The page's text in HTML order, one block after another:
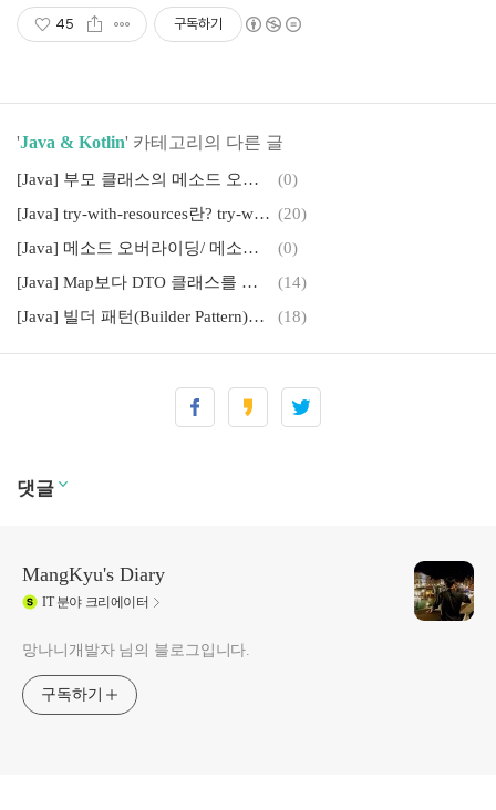
45 구독하기
'Java & Kotlin' 카테고리의 다른 글
[Java] 부모 클래스의 메소드 오버라이딩이 더 큰 범위의 접근 제어자만 가능한 이유 or 더 좁은 범위로 변경할 수 없는 이유
(0)
[Java] try-with-resources란? try-with-resources 사용법 예시와 try-with-resources를 사용해야 하는 이유 (20)
[Java] 메소드 오버라이딩/ 메소드 오버로딩을 통한 상속 다형성에 대한 이해와 Self 참조
(0)
[Java] Map보다 DTO 클래스를 사용해야 하는 이유
(14)
[Java] 빌더 패턴(Builder Pattern)을 사용해야 하는 이유
(18)
댓글
MangKyu's Diary
IT분야 크리에이터
망나니개발자 님의 블로그입니다.
구독하기